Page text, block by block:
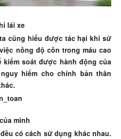
lái xe
cũng hiểu được tác hại khi sử
nồng độ cồn trong máu cao
soát được hành động của
hiểm cho chính bản thân
mình
có cách sử dụng khác nhau.